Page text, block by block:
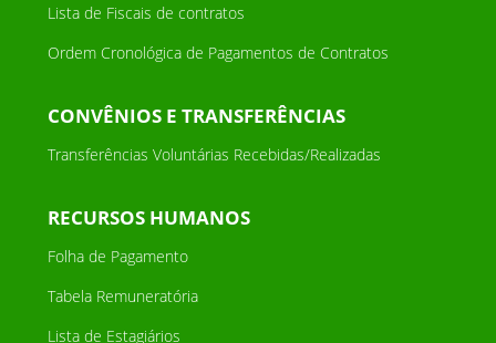
Lista de Fiscais de contratos
Ordem Cronológica de Pagamentos de Contratos
CONVÊNIOS E TRANSFERÊNCIAS
Transferências Voluntárias Recebidas/Realizadas
RECURSOS HUMANOS
Folha de Pagamento
Tabela Remuneratória
Lista de Estagiários